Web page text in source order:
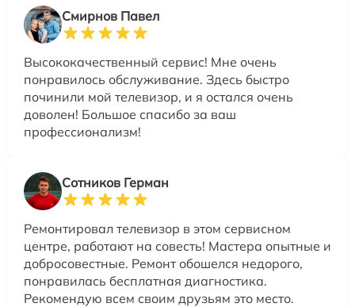
Смирнов Павел
Высококачественный сервис! Мне очень
понравилось обслуживание. Здесь быстро
починили мой телевизор, и я остался очень
доволен! Большое спасибо за ваш
профессионализм!
Сотников Герман
Ремонтировал телевизор в этом сервисном
центре, работают на совесть! Мастера опытные и
добросовестные. Ремонт обошелся недорого,
понравилась бесплатная диагностика.
Рекомендую всем своим друзьям это место.